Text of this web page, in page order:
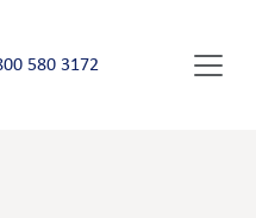
580 3172